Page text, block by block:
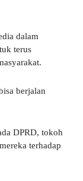
dalam
terus
berjalan
DPRD, tokoh
terhadap